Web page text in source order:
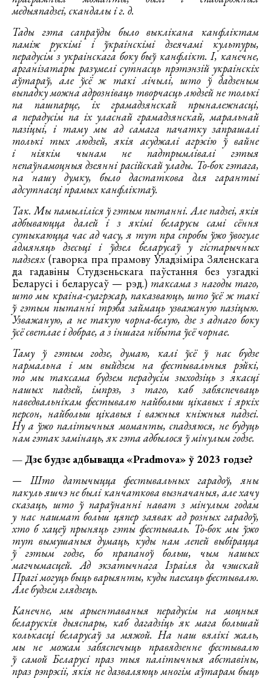
медыяпадзеі, скандалы і г. д.
Тады гэта сапраўды было выклікана канфліктам
паміж рускімі і ўкраінскімі дзеячамі культуры,
перадусім з украінскага боку быў канфлікт. І, канечне,
арганізатары разумелі сутнасць прэтэнзій украінскіх
аўтараў, але ўсё ж такі лічылі, што ў дадзеным
выпадку можна адрозніваць творчасць людзей не толькі
па пашпарце, іх грамадзянскай прыналежнасці,
а перадусім па іх уласнай грамадзянскай, маральнай
пазіцыі, і таму мы ад самага пачатку запрашалі
толькі тых людзей, якія асуджалі агрэсію ў вайне
і ніякім чынам не падтрымлівалі гэтыя
непаўнамоцныя дзеянні расійскай улады. То-бок гэтага,
на нашу думку, было дастаткова для гарантыі
адсутнасці прамых канфліктаў.
Так. Мы памыліліся ў гэтым пытанні. Але падзеі, якія
адбываюцца далей і з якімі беларусы самі сёння
сутыкаюцца час ад часу, я тут пра спробы ўжо ўвогуле
адмяняць дзесьці і ўдзел беларусаў у гістарычных
падзеях (гаворка пра прамову Уладзіміра Зяленскага
да гадавіны Студзеньскага паўстання без узгадкі
Беларусі і беларусаў — рэд.) таксама з нагоды таго,
што мы краіна-суагрэсар, паказваюць, што ўсё ж такі
ў гэтым пытанні трэба займаць узважаную пазіцыю.
Узважаную, а не такую чорна-белую, дзе з аднаго боку
ўсё светлае і добрае, а з іншага нібыта ўсё чорнае.
Таму ў гэтым годзе, думаю, калі ўсё ў нас будзе
нармальна і мы выйдзем на фестывальныя рэйкі,
то мы таксама будзем перадусім зыходзіць з якасці
нашых падзей, імпрэз, з таго, каб забяспечваць
наведвальнікам фестывалю найбольш цікавых і яркіх
персон, найбольш цікавыя і важныя кніжныя падзеі.
Ну а ўжо палітычныя моманты, спадзяюся, не будуць
нам гэтак замінаць, як гэта адбылося ў мінулым годзе.
— Дзе будзе адбывацца «Pradmova» ў 2023 годзе?
— Што датычыцца фестывальных гарадоў, яны
пакуль яшчэ не былі канчаткова вызначаныя, але хачу
сказаць, што ў параўнанні нават з мінулым годам
у нас нашмат больш цяпер заявак ад розных гарадоў,
хто б хацеў прыняць гэты фестываль. То-бок мы ўжо
тут вымушаныя думаць, куды нам лепей выбірацца
ў гэтым годзе, бо прапаноў больш, чым нашых
магчымасцей. Ад экзатычнага Ізраіля да чэшскай
Прагі могуць быць варыянты, куды паехаць фестывалю.
Але будзем глядзець.
Канечне, мы арыентаваныя перадусім на моцныя
беларускія дыяспары, каб дагадзіць як мага большай
колькасці беларусаў за мяжой. На наш вялікі жаль,
мы не можам забяспечыць правядзенне фестывалю
ў самой Беларусі праз тыя палітычныя абставіны,
праз рэпрэсіі, якія не дазваляюць многім аўтарам быць